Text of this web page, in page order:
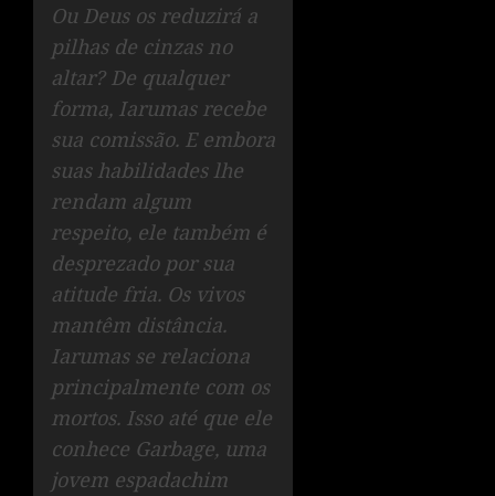
Ou Deus os reduzirá a
pilhas de cinzas no
altar? De qualquer
forma, Iarumas recebe
sua comissão. E embora
suas habilidades lhe
rendam algum
respeito, ele também é
desprezado por sua
atitude fria. Os vivos
mantêm distância.
Iarumas se relaciona
principalmente com os
mortos. Isso até que ele
conhece Garbage, uma
jovem espadachim